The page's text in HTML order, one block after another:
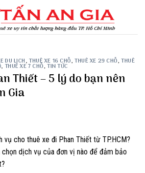
DU LỊCH,THUÊ XE 16 CHỖ,THUÊ XE 29 CHỖ, THUÊ
, THUÊ XE 7 CHỖ, TIN TỨC
Thiết – 5 lý do bạn nên
Gia
vụ cho thuê xe đi Phan Thiết từ TP.HCM?
dịch vụ của đơn vị nào để đảm bảo